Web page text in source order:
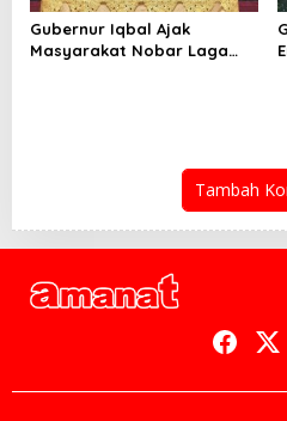
Gubernur Iqbal Ajak
Masyarakat Nobar Laga
Tambah